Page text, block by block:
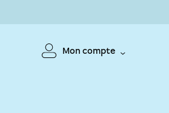
Mon compte